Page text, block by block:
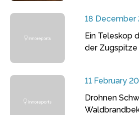
18 December
Ein Teleskop
der Zugspitze
11 February
Drohnen